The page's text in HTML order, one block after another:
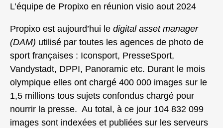
L’équipe de Propixo en réunion visio aout 2024
Propixo est aujourd’hui le digital asset manager
(DAM) utilisé par toutes les agences de photo de
sport françaises : Iconsport, PresseSport,
Vandystadt, DPPI, Panoramic etc. Durant le mois
olympique elles ont chargé 400 000 images sur le
1,5 millions tous sujets confondus chargé pour
nourrir la presse. Au total, à ce jour 104 832 099
images sont indexées et publiées sur les serveurs